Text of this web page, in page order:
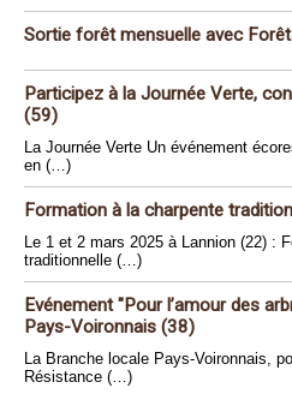
Sortie forêt mensuelle avec
Participez à la Journée Verte,
(59)
La Journée Verte Un événement
en (…)
Formation à la charpente
Le 1 et 2 mars 2025 à Lannion (22) :
traditionnelle (…)
Evénement "Pour l’amour des
Pays-Voironnais (38)
La Branche locale Pays-Voironnais,
Résistance (…)